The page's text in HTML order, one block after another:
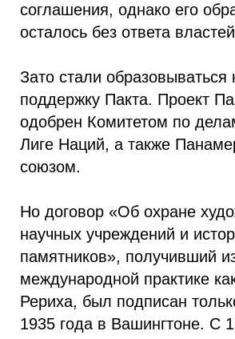
соглашения, однако его
осталось без ответа
Зато стали образовываться
поддержку Пакта. Проект
одобрен Комитетом по
Лиге Наций, а также
союзом.
Но договор «Об охране
научных учреждений и
памятников», получивший
международной практике
Рериха, был подписан
1935 года в Вашингтоне. С